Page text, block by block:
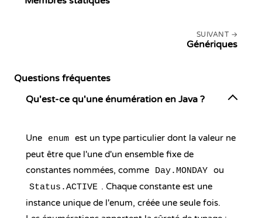
SUIVANT
Génériques
Questions fréquentes
Qu'est-ce qu'une énumération en Java ?
Une enum est un type particulier dont la valeur ne
peut être que l'une d'un ensemble fixe de
constantes nommées, comme
Day.MONDAY ou
Status.ACTIVE . Chaque constante est une
instance unique de l'enum, créée une seule fois.